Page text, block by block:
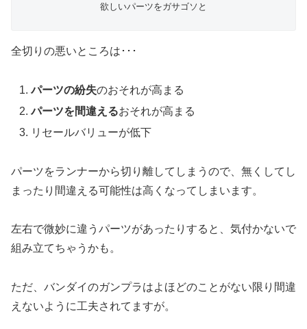
欲しいパーツをガサゴソと
全切りの悪いところは･･･
パーツの紛失のおそれが高まる
パーツを間違えるおそれが高まる
リセールバリューが低下
パーツをランナーから切り離してしまうので、無くしてし
まったり間違える可能性は高くなってしまいます。
左右で微妙に違うパーツがあったりすると、気付かないで
組み立てちゃうかも。
ただ、バンダイのガンプラはよほどのことがない限り間違
えないように工夫されてますが。